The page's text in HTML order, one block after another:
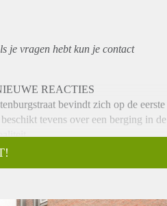
je vragen hebt kun je contact
REACTIES
bevindt zich op de eerste
tevens over een berging in de
woonkamer met grote